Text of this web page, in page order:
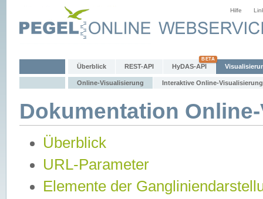
Hilfe
Überblick REST-API HyDAS-API
Online-Visualisierung Interaktive Online-Visualisierung
Dokumentation
Überblick
URL-Parameter
Elemente der